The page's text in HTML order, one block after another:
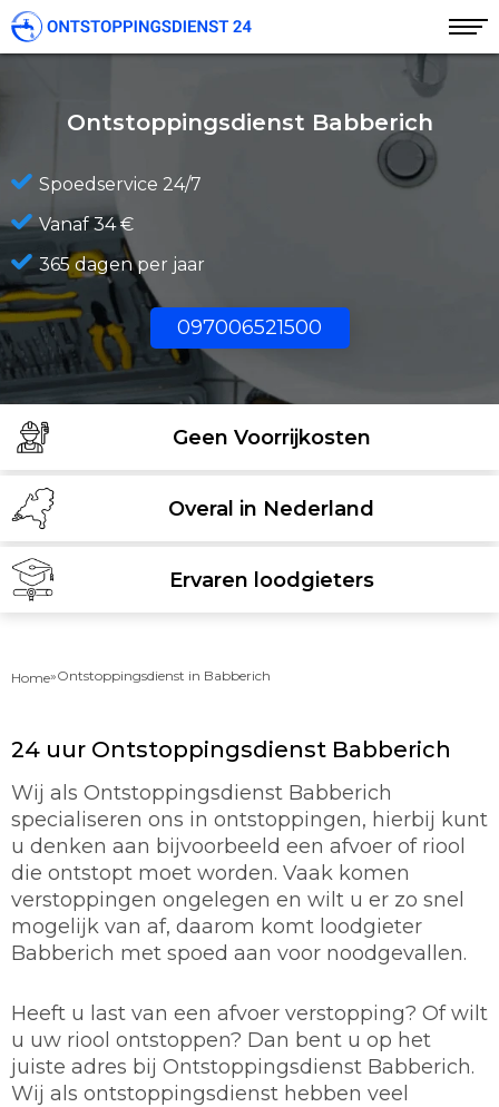
Ontstoppingsdienst Babberich
Spoedservice 24/7
Vanaf 34 €
365 dagen per jaar
097006521500
Geen Voorrijkosten
Overal in Nederland
Ervaren loodgieters
Home»Ontstoppingsdienst in Babberich
24 uur Ontstoppingsdienst Babberich
Wij als Ontstoppingsdienst Babberich
specialiseren ons in ontstoppingen, hierbij kunt
u denken aan bijvoorbeeld een afvoer of riool
die ontstopt moet worden. Vaak komen
verstoppingen ongelegen en wilt u er zo snel
mogelijk van af, daarom komt loodgieter
Babberich met spoed aan voor noodgevallen.
Heeft u last van een afvoer verstopping? Of wilt
u uw riool ontstoppen? Dan bent u op het
juiste adres bij Ontstoppingsdienst Babberich.
Wij als ontstoppingsdienst hebben veel